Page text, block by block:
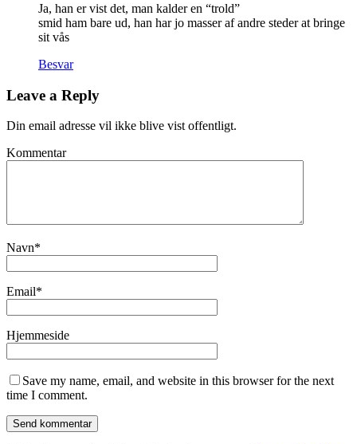
Ja, han er vist det, man kalder en “trold”
smid ham bare ud, han har jo masser af andre steder at bringe
sit vås
Besvar
Leave a Reply
Din email adresse vil ikke blive vist offentligt.
Kommentar
Navn*
Email*
Hjemmeside
Save my name, email, and website in this browser for the next
time I comment.